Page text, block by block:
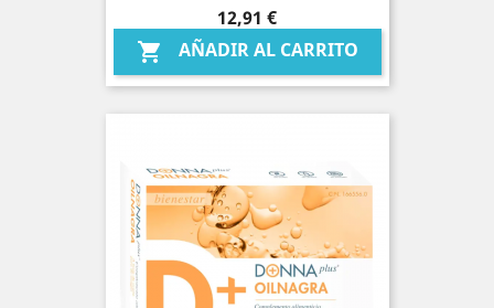
Precio
12,91 €
 AÑADIR AL CARRITO